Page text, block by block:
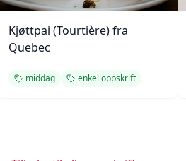
Kjøttpai (Tourtière) fra
Quebec
middag enkel oppskrift